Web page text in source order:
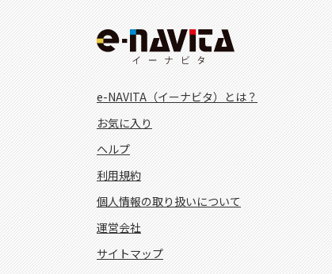
e-NAVITA（イーナビタ）とは？
お気に入り
ヘルプ
利用規約
個人情報の取り扱いについて
運営会社
サイトマップ